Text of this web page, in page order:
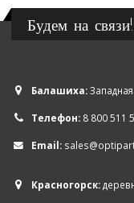
Будем на связи!
Балашиха:
Телефон: 8 800 511
Email:
Красногорск: